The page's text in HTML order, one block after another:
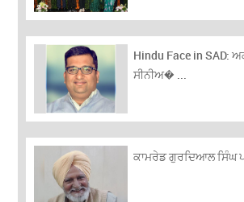
Hindu Face in SAD:
ਸੀਨੀਅ� ...
ਕਾਮਰੇਡ ਗੁਰਦਿਆਲ ਸਿੰਘ